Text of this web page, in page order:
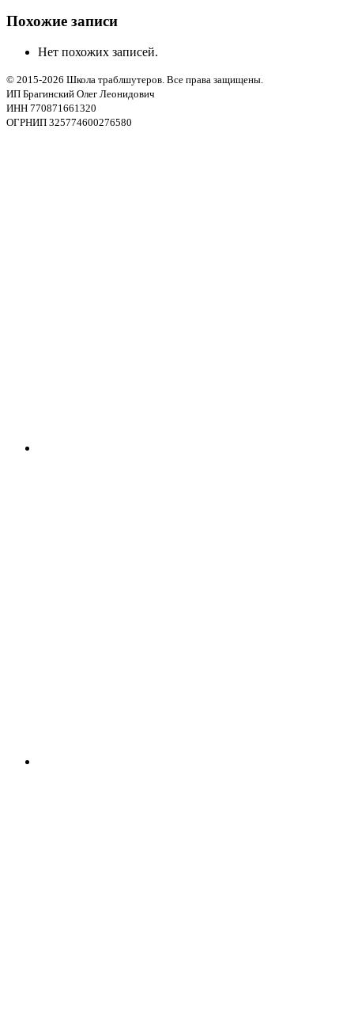
Похожие записи
Нет похожих записей.
© 2015-2026 Школа траблшутеров. Все права защищены.
ИП Брагинский Олег Леонидович
ИНН 770871661320
ОГРНИП 325774600276580